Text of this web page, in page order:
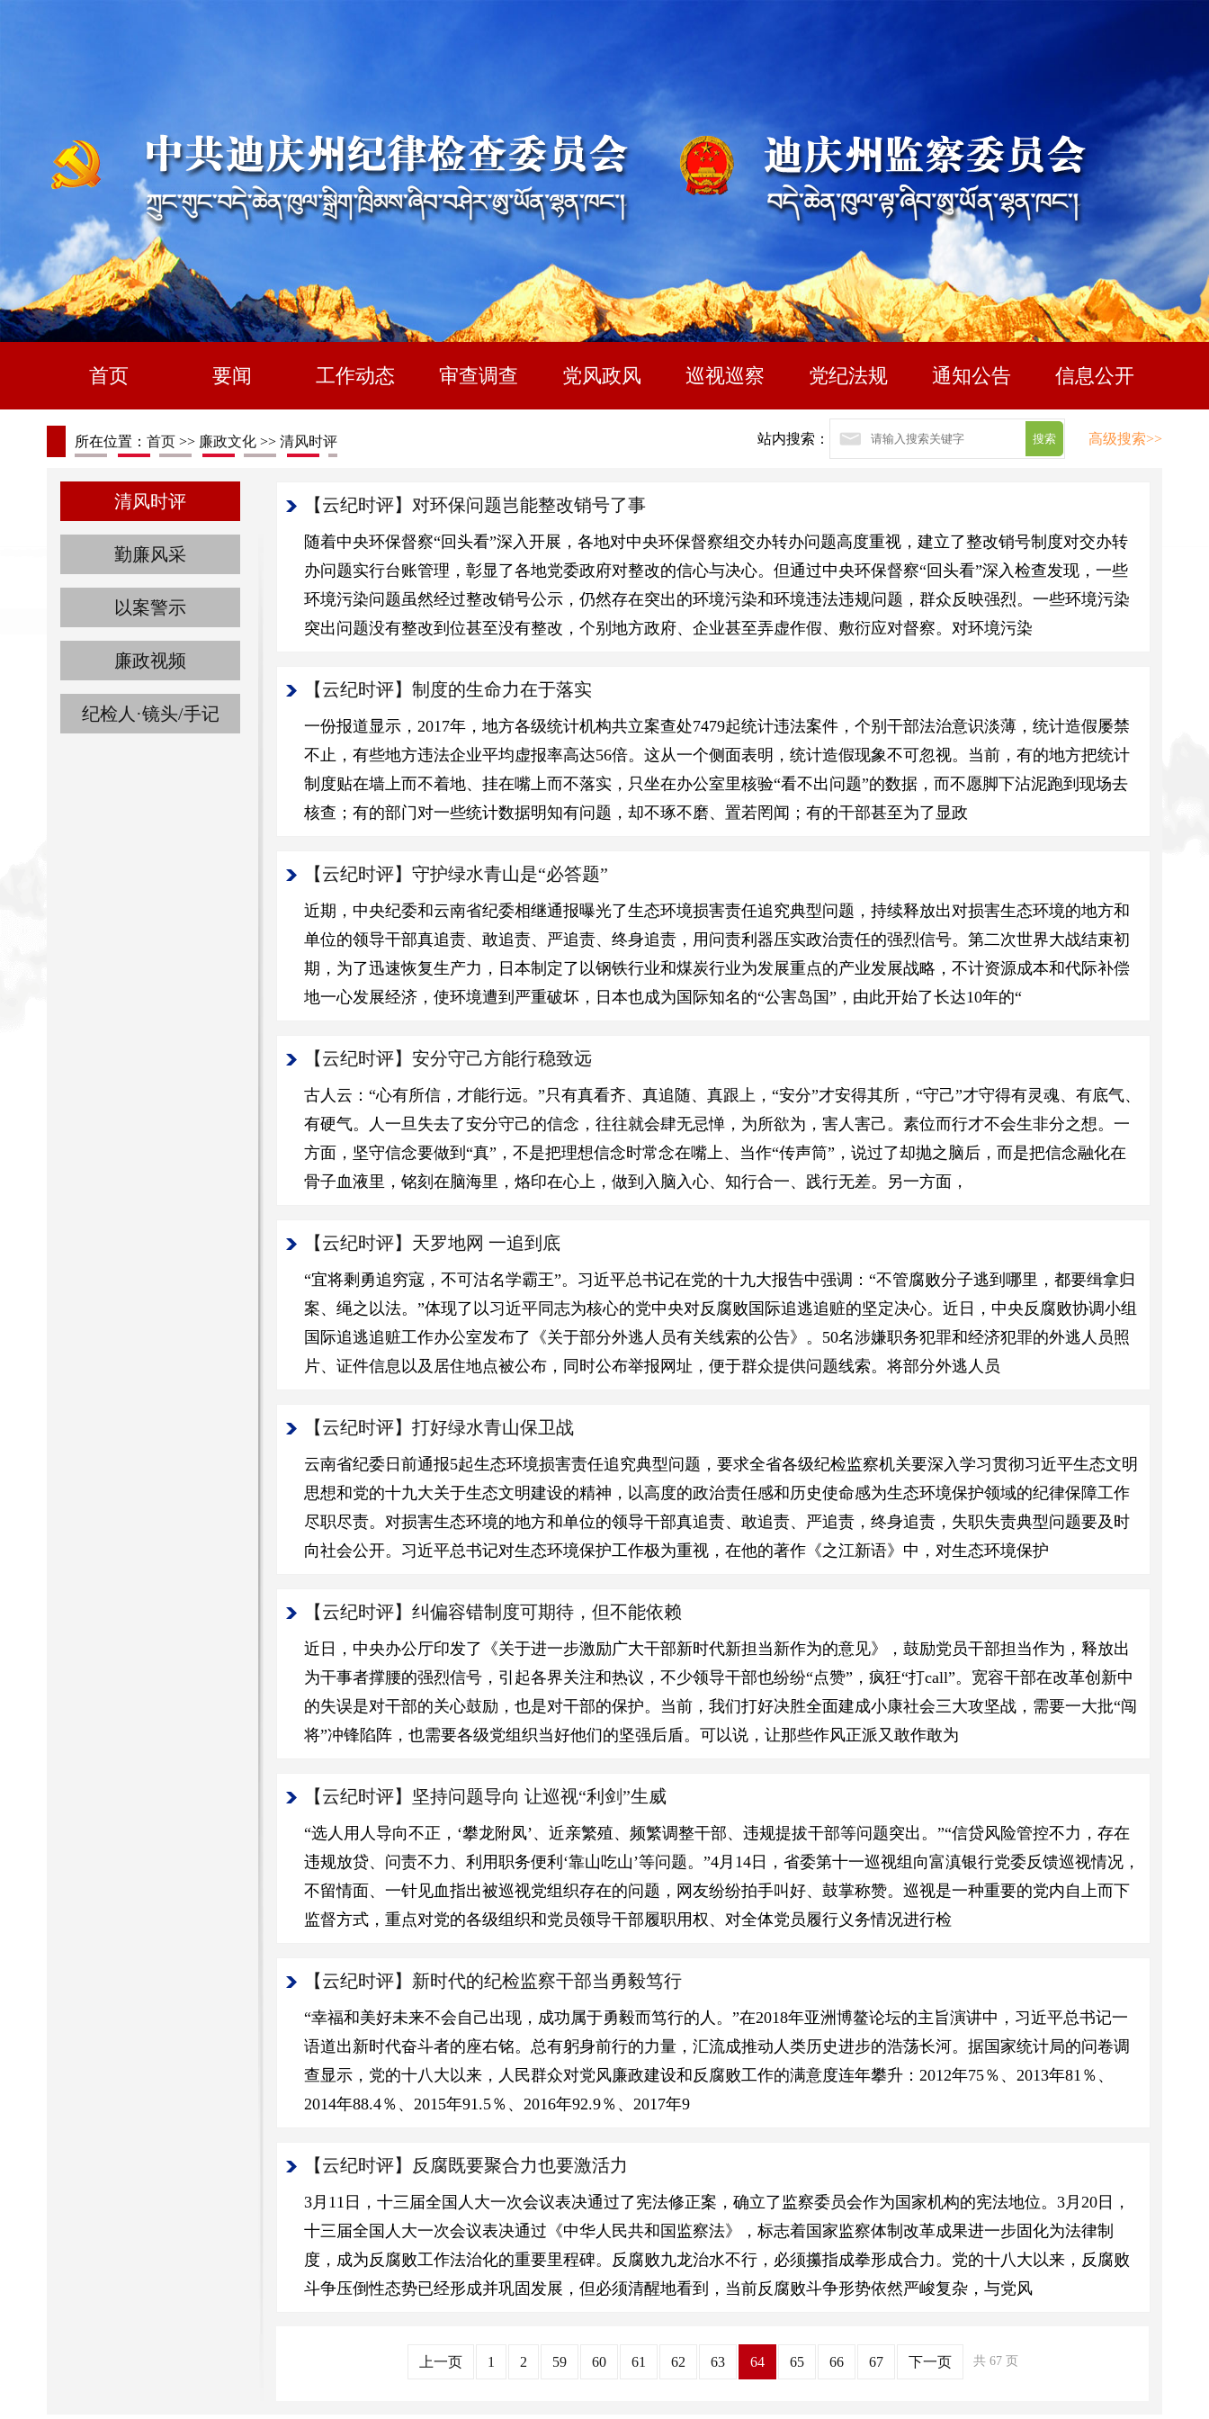
首页 要闻 工作动态 审查调查 党风政风 巡视巡察 党纪法规 通知公告 信息公开
所在位置： 首页 >> 廉政文化 >> 清风时评 站内搜索： 高级搜索>>
清风时评
勤廉风采
以案警示
廉政视频
纪检人·镜头/手记
【云纪时评】对环保问题岂能整改销号了事
随着中央环保督察“回头看”深入开展，各地对中央环保督察组交办转办问题高度重视，建立了整改销号制度对交办转
办问题实行台账管理，彰显了各地党委政府对整改的信心与决心。但通过中央环保督察“回头看”深入检查发现，一些
环境污染问题虽然经过整改销号公示，仍然存在突出的环境污染和环境违法违规问题，群众反映强烈。一些环境污染
突出问题没有整改到位甚至没有整改，个别地方政府、企业甚至弄虚作假、敷衍应对督察。对环境污染
【云纪时评】制度的生命力在于落实
一份报道显示，2017年，地方各级统计机构共立案查处7479起统计违法案件，个别干部法治意识淡薄，统计造假屡禁
不止，有些地方违法企业平均虚报率高达56倍。这从一个侧面表明，统计造假现象不可忽视。当前，有的地方把统计
制度贴在墙上而不着地、挂在嘴上而不落实，只坐在办公室里核验“看不出问题”的数据，而不愿脚下沾泥跑到现场去
核查；有的部门对一些统计数据明知有问题，却不琢不磨、置若罔闻；有的干部甚至为了显政
【云纪时评】守护绿水青山是“必答题”
近期，中央纪委和云南省纪委相继通报曝光了生态环境损害责任追究典型问题，持续释放出对损害生态环境的地方和
单位的领导干部真追责、敢追责、严追责、终身追责，用问责利器压实政治责任的强烈信号。第二次世界大战结束初
期，为了迅速恢复生产力，日本制定了以钢铁行业和煤炭行业为发展重点的产业发展战略，不计资源成本和代际补偿
地一心发展经济，使环境遭到严重破坏，日本也成为国际知名的“公害岛国”，由此开始了长达10年的“
【云纪时评】安分守己方能行稳致远
古人云：“心有所信，才能行远。”只有真看齐、真追随、真跟上，“安分”才安得其所，“守己”才守得有灵魂、有底气、
有硬气。人一旦失去了安分守己的信念，往往就会肆无忌惮，为所欲为，害人害己。素位而行才不会生非分之想。一
方面，坚守信念要做到“真”，不是把理想信念时常念在嘴上、当作“传声筒”，说过了却抛之脑后，而是把信念融化在
骨子血液里，铭刻在脑海里，烙印在心上，做到入脑入心、知行合一、践行无差。另一方面，
【云纪时评】天罗地网 一追到底
“宜将剩勇追穷寇，不可沽名学霸王”。习近平总书记在党的十九大报告中强调：“不管腐败分子逃到哪里，都要缉拿归
案、绳之以法。”体现了以习近平同志为核心的党中央对反腐败国际追逃追赃的坚定决心。近日，中央反腐败协调小组
国际追逃追赃工作办公室发布了《关于部分外逃人员有关线索的公告》。50名涉嫌职务犯罪和经济犯罪的外逃人员照
片、证件信息以及居住地点被公布，同时公布举报网址，便于群众提供问题线索。将部分外逃人员
【云纪时评】打好绿水青山保卫战
云南省纪委日前通报5起生态环境损害责任追究典型问题，要求全省各级纪检监察机关要深入学习贯彻习近平生态文明
思想和党的十九大关于生态文明建设的精神，以高度的政治责任感和历史使命感为生态环境保护领域的纪律保障工作
尽职尽责。对损害生态环境的地方和单位的领导干部真追责、敢追责、严追责，终身追责，失职失责典型问题要及时
向社会公开。习近平总书记对生态环境保护工作极为重视，在他的著作《之江新语》中，对生态环境保护
【云纪时评】纠偏容错制度可期待，但不能依赖
近日，中央办公厅印发了《关于进一步激励广大干部新时代新担当新作为的意见》，鼓励党员干部担当作为，释放出
为干事者撑腰的强烈信号，引起各界关注和热议，不少领导干部也纷纷“点赞”，疯狂“打call”。宽容干部在改革创新中
的失误是对干部的关心鼓励，也是对干部的保护。当前，我们打好决胜全面建成小康社会三大攻坚战，需要一大批“闯
将”冲锋陷阵，也需要各级党组织当好他们的坚强后盾。可以说，让那些作风正派又敢作敢为
【云纪时评】坚持问题导向 让巡视“利剑”生威
“选人用人导向不正，‘攀龙附凤’、近亲繁殖、频繁调整干部、违规提拔干部等问题突出。”“信贷风险管控不力，存在
违规放贷、问责不力、利用职务便利‘靠山吃山’等问题。”4月14日，省委第十一巡视组向富滇银行党委反馈巡视情况，
不留情面、一针见血指出被巡视党组织存在的问题，网友纷纷拍手叫好、鼓掌称赞。巡视是一种重要的党内自上而下
监督方式，重点对党的各级组织和党员领导干部履职用权、对全体党员履行义务情况进行检
【云纪时评】新时代的纪检监察干部当勇毅笃行
“幸福和美好未来不会自己出现，成功属于勇毅而笃行的人。”在2018年亚洲博鳌论坛的主旨演讲中，习近平总书记一
语道出新时代奋斗者的座右铭。总有躬身前行的力量，汇流成推动人类历史进步的浩荡长河。据国家统计局的问卷调
查显示，党的十八大以来，人民群众对党风廉政建设和反腐败工作的满意度连年攀升：2012年75％、2013年81％、
2014年88.4％、2015年91.5％、2016年92.9％、2017年9
【云纪时评】反腐既要聚合力也要激活力
3月11日，十三届全国人大一次会议表决通过了宪法修正案，确立了监察委员会作为国家机构的宪法地位。3月20日，
十三届全国人大一次会议表决通过《中华人民共和国监察法》，标志着国家监察体制改革成果进一步固化为法律制
度，成为反腐败工作法治化的重要里程碑。反腐败九龙治水不行，必须攥指成拳形成合力。党的十八大以来，反腐败
斗争压倒性态势已经形成并巩固发展，但必须清醒地看到，当前反腐败斗争形势依然严峻复杂，与党风
上一页 1 2 59 60 61 62 63 64 65 66 67 下一页 共 67 页